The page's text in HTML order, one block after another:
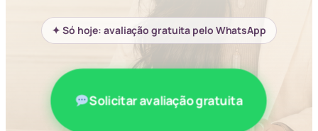
✦ Só hoje: avaliação gratuita pelo WhatsApp
Solicitar avaliação gratuita